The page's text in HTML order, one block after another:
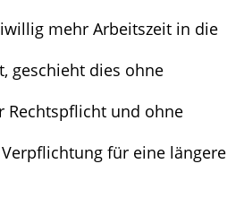
mehr Arbeitszeit in die
geschieht dies ohne
Rechtspflicht und ohne
für eine längere